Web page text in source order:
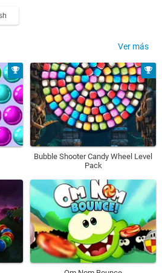
Ver más
Bubble Shooter Candy Wheel Level
Pack